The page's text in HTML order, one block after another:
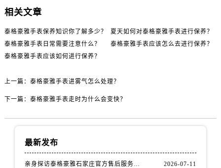
辽宁省朝阳市双塔区新华路泰格豪雅售后服务中心（需提前预约）
辽宁省丹东市振兴区七经街泰格豪雅售后服务中心（需提前预约）
辽宁省盘锦市兴隆台区石油大街泰格豪雅售后服务中心（需提前预约）
相关文章
泰格豪雅手表保养知识你了解多少？
夏天如何对泰格豪雅手表进行保养？
泰格豪雅手表日常需要注意什么？
泰格豪雅手表应该怎么去进行保养？
泰格豪雅手表应该如何进行保养？
上一篇： 泰格豪雅手表进雾气怎么处理？
下一篇： 泰格豪雅手表走时为什么会变快？
最新发布
亲身探访泰格豪雅石家庄官方售后服务中心｜全新官方服务电话与地址（2026年7月最新） 2026-07-11